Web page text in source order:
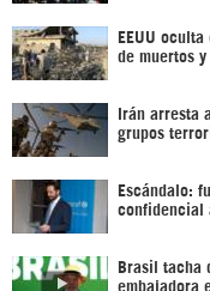
EEUU
de muertos y
Irán arresta
grupos
Escándalo:
confidencial
Brasil tacha
embajadora